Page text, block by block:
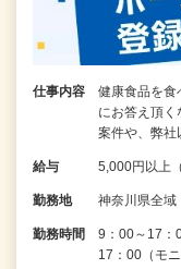
仕事内容
健康食品を食
にお答え頂
案件や、弊
給与 5,000円以上
勤務地 神奈川県全域
勤務時間
9：00～17：
17：00（モ